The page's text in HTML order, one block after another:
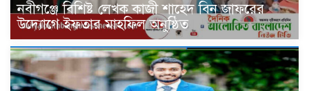
নবীগঞ্জে বিশিষ্ট লেখক কাজী শাহেদ বিন জাফরের
উদ্যোগে ইফতার মাহফিল অনুষ্ঠিত